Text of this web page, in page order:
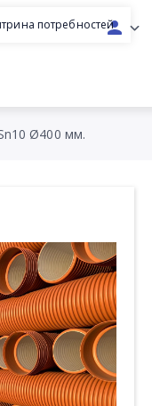
потребностей
Ø400 мм.